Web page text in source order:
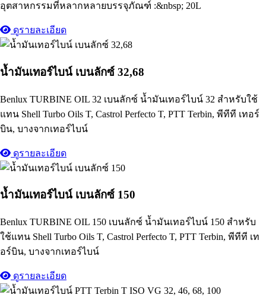
อุตสาหกรรมที่หลากหลายบรรจุภัณฑ์ :&nbsp; 20L
ดูรายละเอียด
น้ำมันเทอร์ไบน์ เบนลักซ์ 32,68
Benlux TURBINE OIL 32 เบนลักซ์ น้ำมันเทอร์ไบน์ 32 สำหรับใช้
แทน Shell Turbo Oils T, Castrol Perfecto T, PTT Terbin, พีทีที เทอร์
บิน, บางจากเทอร์ไบน์
ดูรายละเอียด
น้ำมันเทอร์ไบน์ เบนลักซ์ 150
Benlux TURBINE OIL 150 เบนลักซ์ น้ำมันเทอร์ไบน์ 150 สำหรับ
ใช้แทน Shell Turbo Oils T, Castrol Perfecto T, PTT Terbin, พีทีที เท
อร์บิน, บางจากเทอร์ไบน์
ดูรายละเอียด